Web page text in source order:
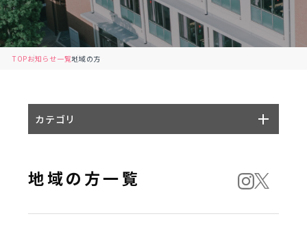
TOPお知らせ一覧地域の方
地域の方一覧
カテゴリ